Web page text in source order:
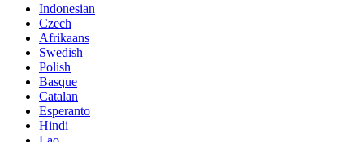
Indonesian
Czech
Afrikaans
Swedish
Polish
Basque
Catalan
Esperanto
Hindi